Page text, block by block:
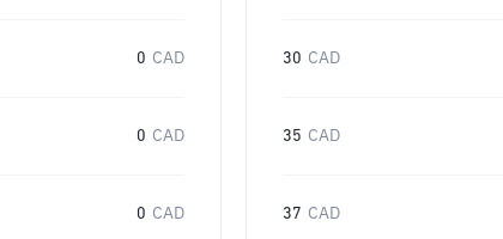
0 CAD
0 CAD
0 CAD
30 CAD
35 CAD
37 CAD